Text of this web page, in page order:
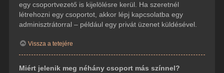
egy csoportvezető is kijelölésre kerül. Ha szeretnél
létrehozni egy csoportot, akkor lépj kapcsolatba egy
adminisztrátorral – például egy privát üzenet küldésével.
Vissza a tetejére
Miért jelenik meg néhány csoport más színnel?